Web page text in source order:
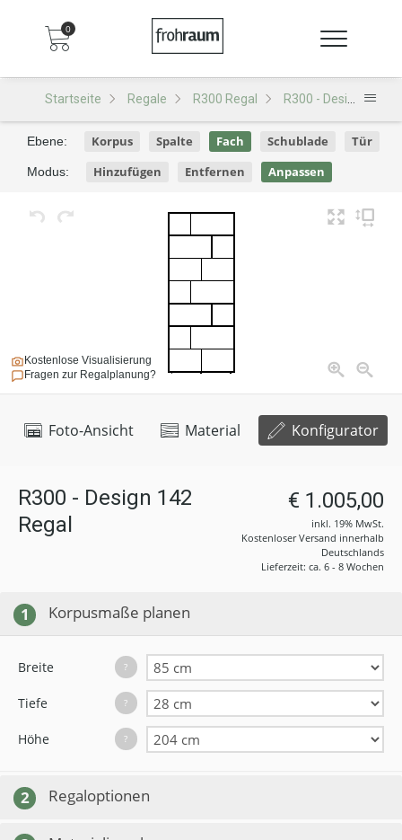
0
Startseite Regale R300 Regal R300 - Design 142
Foto-Ansicht Material Konfigurator
Kostenlose Visualisierung
Fragen zur Regalplanung?
Ebene: Korpus Spalte Fach Schublade Tür
Modus: Hinzufügen Entfernen Anpassen
R300 - Design 142
Regal
€ 1.005,00
inkl. 19% MwSt.
Kostenloser Versand innerhalb
Deutschlands
Lieferzeit: ca. 6 - 8 Wochen
1 Korpusmaße planen
Breite ?
Tiefe ?
Höhe ?
2 Regaloptionen